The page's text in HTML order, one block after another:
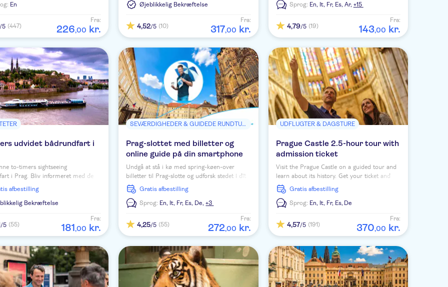
En
/5 (447)
Fra:
226,00 kr.
Øjeblikkelig Bekræftelse
4,52/5 (10)
Fra:
317,00 kr.
Sprog: En, It, Fr, Es, Ar, +15
4,79/5 (19)
Fra:
143,00 kr.
udvidet bådrundfart i
to-timers sightseeing
i Prag. Bliv informeret med de
på 16 sprog og se mange af
afbestilling
Bekræftelse
/5 (55)
Fra:
181,00 kr.
SEVÆRDIGHEDER & GUIDEDE RUNDTURE
Prag-slottet med billetter og
online guide på din smartphone
Undgå at stå i kø med spring-køen-over
billetter til Prag-slotte og udforsk stedet i dit
eget tempo med en online guide på din
smartphone.
Gratis afbestilling
Sprog: En, It, Fr, Es, De,+3
4,25/5 (55)
Fra:
272,00 kr.
UDFLUGTER & DAGSTURE
Prague Castle 2.5-hour tour with
admission ticket
Visit the Prague Castle on a guided tour and
learn about its history. Get your ticket and
discover the Castle, St. Vitus Cathedral and
much more.
Gratis afbestilling
Sprog: En, It, Fr, Es, De
4,57/5 (191)
Fra:
370,00 kr.